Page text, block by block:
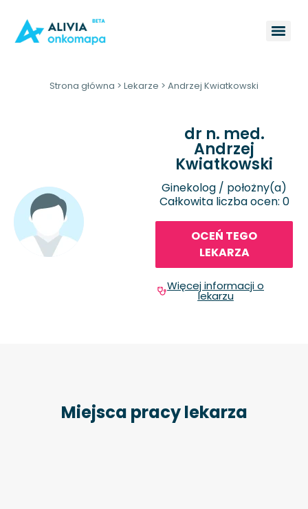
Strona główna > Lekarze > Andrzej Kwiatkowski
dr n. med.
Andrzej
Kwiatkowski
Ginekolog / położny(a)
Całkowita liczba ocen: 0
OCEŃ TEGO
LEKARZA
Więcej informacji o
lekarzu
Miejsca pracy lekarza